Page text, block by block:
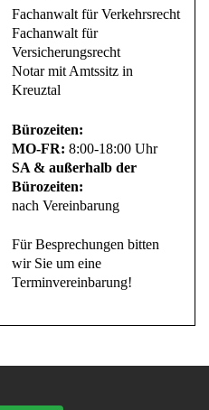
Fachanwalt für Verkehrsrecht
Fachanwalt für
Versicherungsrecht
Notar mit Amtssitz in
Kreuztal
Bürozeiten:
MO-FR:8:00-18:00 Uhr
SA & außerhalb der
Bürozeiten:
nach Vereinbarung
Für Besprechungen bitten
wir Sie um eine
Terminvereinbarung!